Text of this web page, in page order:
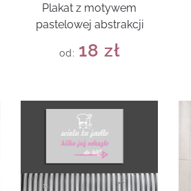
Plakat z motywem
pastelowej abstrakcji
od: 18 zł